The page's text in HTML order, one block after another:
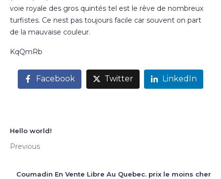
voie royale des gros quintés tel est le rêve de nombreux
turfistes. Ce nest pas toujours facile car souvent on part
de la mauvaise couleur.
KqQmRb
Facebook Twitter LinkedIn
Hello world!
Previous
Coumadin En Vente Libre Au Quebec. prix le moins cher